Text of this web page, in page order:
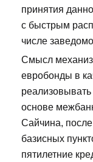
принятия
с быстрым
числе
Смысл
евробонды в
основе
Сайчина,
базисных
пятилетние